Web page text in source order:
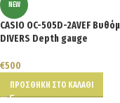
NEW
CASIO OC-505D-2AVEF
DIVERS Depth gauge
€500
ΠΡΟΣΘΉΚΗ ΣΤΟ ΚΑΛΆΘΙ